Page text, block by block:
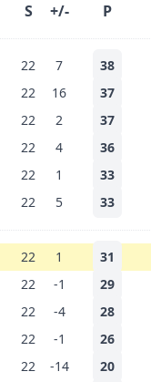
S +/- P
22 7 38
22 16 37
22 2 37
22 4 36
22 1 33
22 5 33
22 1 31
22 -1 29
22 -4 28
22 -1 26
22 -14 20